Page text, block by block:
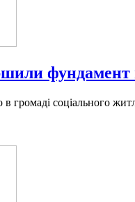
фундамент
громаді соціального